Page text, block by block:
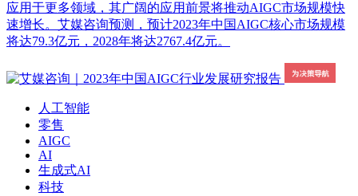
应用于更多领域，其广阔的应用前景将推动AIGC市场规模快
速增长。艾媒咨询预测，预计2023年中国AIGC核心市场规模
将达79.3亿元，2028年将达2767.4亿元。
人工智能
零售
AIGC
AI
生成式AI
科技